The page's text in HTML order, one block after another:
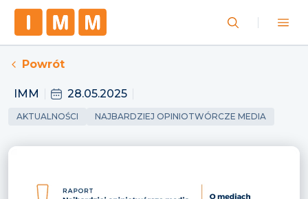
Powrót
IMM 28.05.2025
AKTUALNOŚCI NAJBARDZIEJ OPINIOTWÓRCZE MEDIA